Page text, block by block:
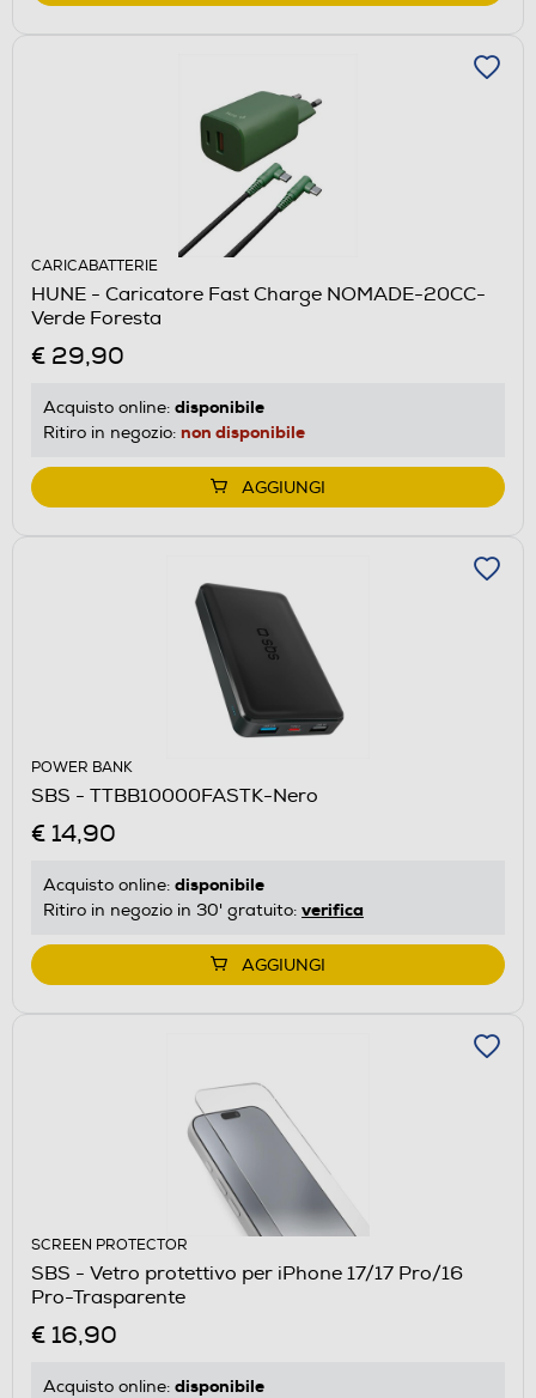
CARICABATTERIE
HUNE - Caricatore Fast Charge NOMADE-20CC-
Verde Foresta
€ 29,90
Acquisto online: disponibile
Ritiro in negozio: non disponibile
AGGIUNGI
POWER BANK
SBS - TTBB10000FASTK-Nero
€ 14,90
Acquisto online: disponibile
Ritiro in negozio in 30' gratuito: verifica
AGGIUNGI
SCREEN PROTECTOR
SBS - Vetro protettivo per iPhone 17/17 Pro/16
Pro-Trasparente
€ 16,90
Acquisto online: disponibile